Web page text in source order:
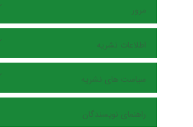
مرور
اطلاعات نشریه
سیاست های نشریه
راهنمای نویسندگان